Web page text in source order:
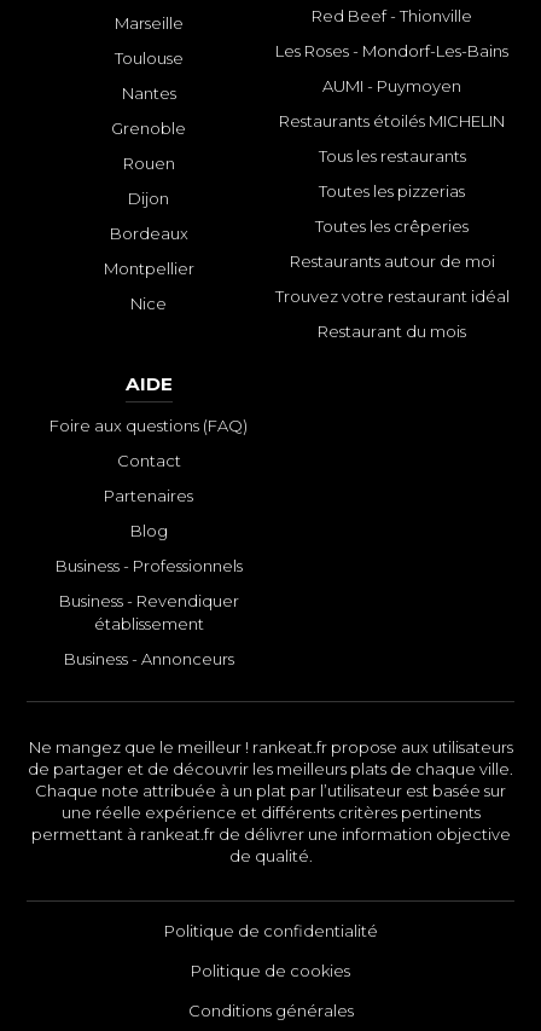
Marseille
Toulouse
Nantes
Grenoble
Rouen
Dijon
Bordeaux
Montpellier
Nice
Red Beef - Thionville
Les Roses - Mondorf-Les-Bains
AUMI - Puymoyen
Restaurants étoilés MICHELIN
Tous les restaurants
Toutes les pizzerias
Toutes les crêperies
Restaurants autour de moi
Trouvez votre restaurant idéal
Restaurant du mois
AIDE
Foire aux questions (FAQ)
Contact
Partenaires
Blog
Business - Professionnels
Business - Revendiquer
établissement
Business - Annonceurs
Ne mangez que le meilleur ! rankeat.fr propose aux utilisateurs
de partager et de découvrir les meilleurs plats de chaque ville.
Chaque note attribuée à un plat par l’utilisateur est basée sur
une réelle expérience et différents critères pertinents
permettant à rankeat.fr de délivrer une information objective
de qualité.
Politique de confidentialité
Politique de cookies
Conditions générales